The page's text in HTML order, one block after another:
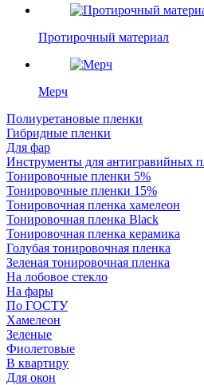
Протирочный материал
Мерч
Полиуретановые пленки
Гибридные пленки
Для фар
Инструменты для антигравийных
Тонировочные пленки 5%
Тонировочные пленки 15%
Тонировочная пленка хамелеон
Тонировочная пленка Black
Тонировочная пленка керамика
Голубая тонировочная пленка
Зеленая тонировочная пленка
На лобовое стекло
На фары
По ГОСТУ
Хамелеон
Зеленые
Фиолетовые
В квартиру
Для окон